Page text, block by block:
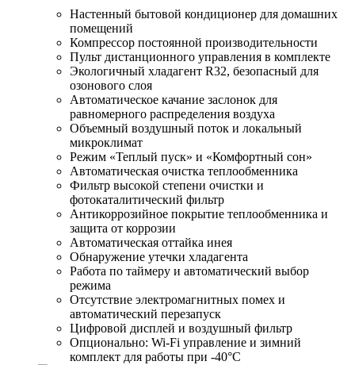
Настенный бытовой кондиционер для домашних
помещений
Компрессор постоянной производительности
Пульт дистанционного управления в комплекте
Экологичный хладагент R32, безопасный для
озонового слоя
Автоматическое качание заслонок для
равномерного распределения воздуха
Объемный воздушный поток и локальный
микроклимат
Режим «Теплый пуск» и «Комфортный сон»
Автоматическая очистка теплообменника
Фильтр высокой степени очистки и
фотокаталитический фильтр
Антикоррозийное покрытие теплообменника и
защита от коррозии
Автоматическая оттайка инея
Обнаружение утечки хладагента
Работа по таймеру и автоматический выбор
режима
Отсутствие электромагнитных помех и
автоматический перезапуск
Цифровой дисплей и воздушный фильтр
Опционально: Wi-Fi управление и зимний
комплект для работы при -40°C